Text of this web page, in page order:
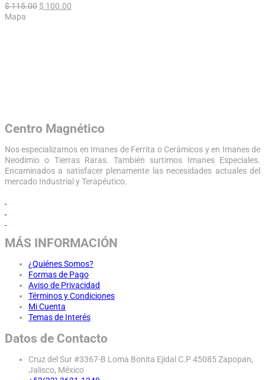
$115.00 $ 100.00
Mapa
Centro Magnético
Nos especializamos en Imanes de Ferrita o Cerámicos y en Imanes de
Neodimio o Tierras Raras. También surtimos Imanes Especiales.
Encaminados a satisfacer plenamente las necesidades actuales del
mercado Industrial y Terapéutico.
MÁS INFORMACIÓN
¿Quiénes Somos?
Formas de Pago
Aviso de Privacidad
Términos y Condiciones
Mi Cuenta
Temas de Interés
Datos de Contacto
Cruz del Sur #3367-B Loma Bonita Ejidal C.P 45085 Zapopan,
Jalisco, México